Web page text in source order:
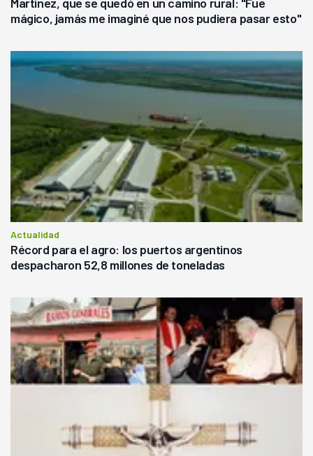
mágico, jamás me imaginé que nos pudiera pasar esto"
Actualidad
Récord para el agro: los puertos argentinos
despacharon 52,8 millones de toneladas